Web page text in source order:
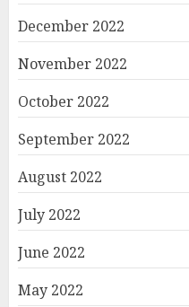
December 2022
November 2022
October 2022
September 2022
August 2022
July 2022
June 2022
May 2022